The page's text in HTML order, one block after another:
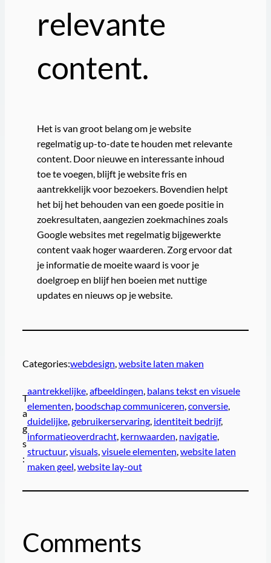
relevante
content.
Het is van groot belang om je website
regelmatig up-to-date te houden met relevante
content. Door nieuwe en interessante inhoud
toe te voegen, blijft je website fris en
aantrekkelijk voor bezoekers. Bovendien helpt
het bij het behouden van een goede positie in
zoekresultaten, aangezien zoekmachines zoals
Google websites met regelmatig bijgewerkte
content vaak hoger waarderen. Zorg ervoor dat
je informatie de moeite waard is voor je
doelgroep en blijf hen boeien met nuttige
updates en nieuws op je website.
Categories:webdesign website laten maken
T
a
g
s
:
aantrekkelijke, afbeeldingen balans tekst en visuele
elementen boodschap communiceren conversie
duidelijke, gebruikerservaring, identiteit bedrijf
informatieoverdracht, kernwaarden navigatie
structuur, visuals, visuele elementen website laten
maken geel website lay-out
Comments